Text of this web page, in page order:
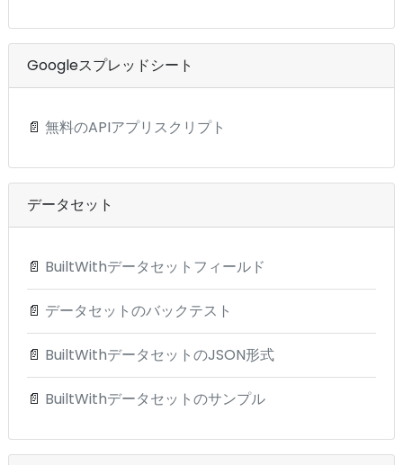
Googleスプレッドシート
📄 無料のAPIアプリスクリプト
データセット
📄 BuiltWithデータセットフィールド
📄 データセットのバックテスト
📄 BuiltWithデータセットのJSON形式
📄 BuiltWithデータセットのサンプル